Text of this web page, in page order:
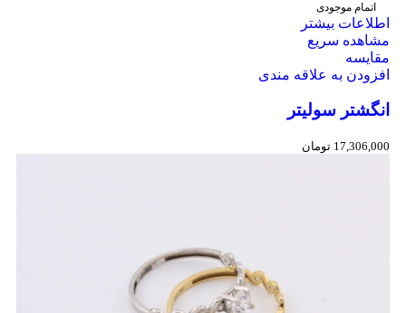
اتمام موجودی
اطلاعات بیشتر
مشاهده سریع
مقایسه
افزودن به علاقه مندی
انگشتر سولیتر
17,306,000 تومان